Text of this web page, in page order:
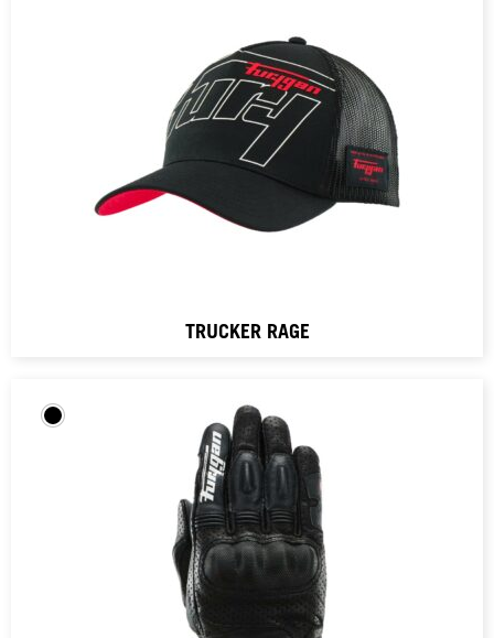
TRUCKER RAGE